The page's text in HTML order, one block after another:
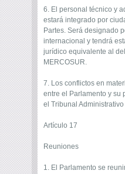
6. El personal técnico y
estará integrado por
Partes. Será designado
internacional y tendrá
jurídico equivalente al
MERCOSUR.
7. Los conflictos en
entre el Parlamento y su
el Tribunal
Artículo 17
Reuniones
1. El Parlamento se